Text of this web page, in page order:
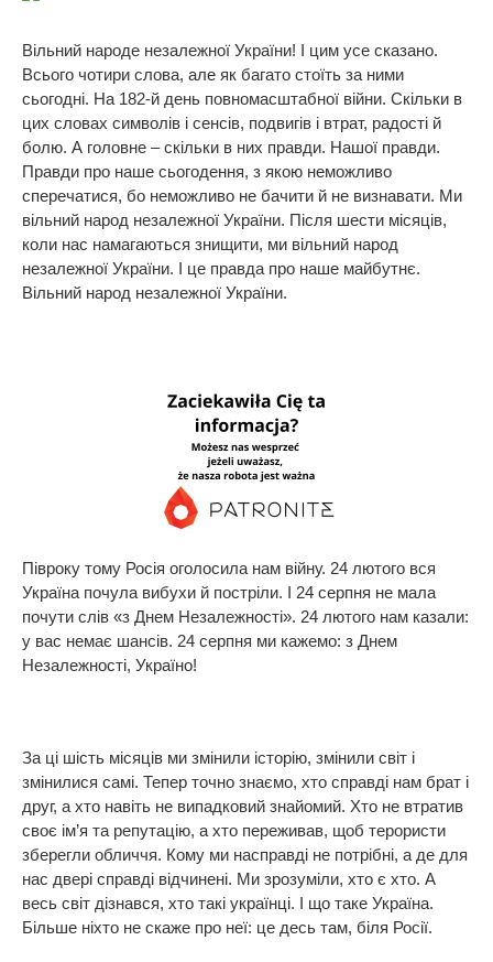
Вільний народе незалежної України! І цим усе сказано.
Всього чотири слова, але як багато стоїть за ними
сьогодні. На 182-й день повномасштабної війни. Скільки в
цих словах символів і сенсів, подвигів і втрат, радості й
болю. А головне – скільки в них правди. Нашої правди.
Правди про наше сьогодення, з якою неможливо
сперечатися, бо неможливо не бачити й не визнавати. Ми
вільний народ незалежної України. Після шести місяців,
коли нас намагаються знищити, ми вільний народ
незалежної України. І це правда про наше майбутнє.
Вільний народ незалежної України.
Півроку тому Росія оголосила нам війну. 24 лютого вся
Україна почула вибухи й постріли. І 24 серпня не мала
почути слів «з Днем Незалежності». 24 лютого нам казали:
у вас немає шансів. 24 серпня ми кажемо: з Днем
Незалежності, Україно!
За ці шість місяців ми змінили історію, змінили світ і
змінилися самі. Тепер точно знаємо, хто справді нам брат і
друг, а хто навіть не випадковий знайомий. Хто не втратив
своє ім’я та репутацію, а хто переживав, щоб терористи
зберегли обличчя. Кому ми насправді не потрібні, а де для
нас двері справді відчинені. Ми зрозуміли, хто є хто. А
весь світ дізнався, хто такі українці. І що таке Україна.
Більше ніхто не скаже про неї: це десь там, біля Росії.